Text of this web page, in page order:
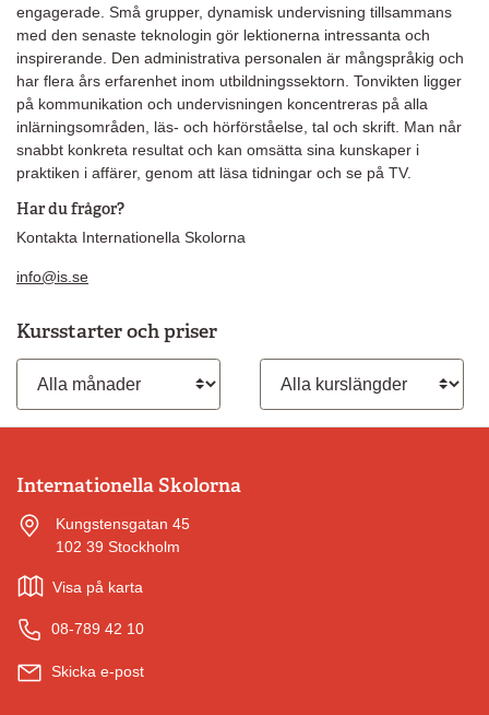
engagerade. Små grupper, dynamisk undervisning tillsammans
med den senaste teknologin gör lektionerna intressanta och
inspirerande. Den administrativa personalen är mångspråkig och
har flera års erfarenhet inom utbildningssektorn. Tonvikten ligger
på kommunikation och undervisningen koncentreras på alla
inlärningsområden, läs- och hörförståelse, tal och skrift. Man når
snabbt konkreta resultat och kan omsätta sina kunskaper i
praktiken i affärer, genom att läsa tidningar och se på TV.
Har du frågor?
Kontakta Internationella Skolorna
info@is.se
Kursstarter och priser
Internationella Skolorna
Kungstensgatan 45
102 39 Stockholm
Visa på karta
08-789 42 10
Skicka e-post